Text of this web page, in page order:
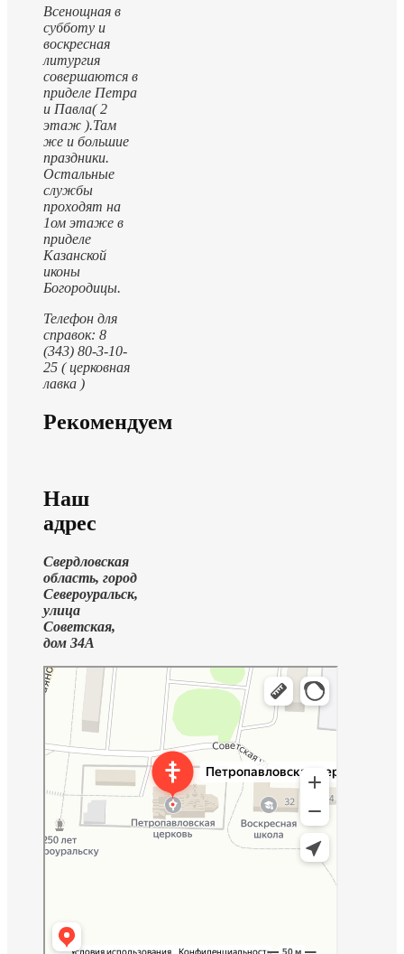
Всенощная в
субботу и
воскресная
литургия
совершаются в
приделе Петра
и Павла( 2
этаж ).Там
же и большие
праздники.
Остальные
службы
проходят на
1ом этаже в
приделе
Казанской
иконы
Богородицы.
Телефон для
справок: 8
(343) 80-3-10-
25 ( церковная
лавка )
Рекомендуем
Наш
адрес
Свердловская
область, город
Североуральск,
улица
Советская,
дом 34А